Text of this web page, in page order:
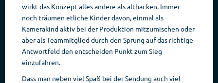
wirkt das Konzept alles andere als altbacken. Immer
noch träumen etliche Kinder davon, einmal als
Kamerakind aktiv bei der Produktion mitzumischen oder
aber als Teammitglied durch den Sprung auf das richtige
Antwortfeld den entscheiden Punkt zum Sieg
einzufahren.
Dass man neben viel Spaß bei der Sendung auch viel